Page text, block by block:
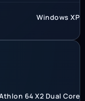
Windows XP
64 X2 Dual Core